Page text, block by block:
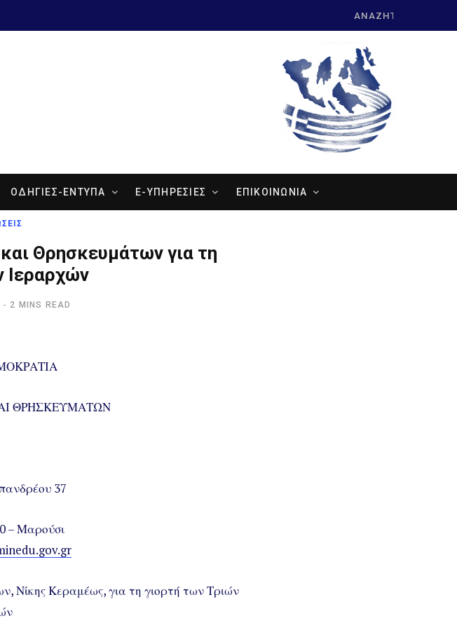
Search
ΟΔΗΓΙΕΣ-ΕΝΤΥΠΑ E-ΥΠΗΡΕΣΙΕΣ ΕΠΙΚΟΙΝΩΝΙΑ
Θρησκευμάτων για τη
Ιεραρχών
2 MINS READ
ΘΡΗΣΚΕΥΜΑΤΩΝ
37
– Μαρούσι
Νίκης Κεραμέως, για τη γιορτή των Τριών